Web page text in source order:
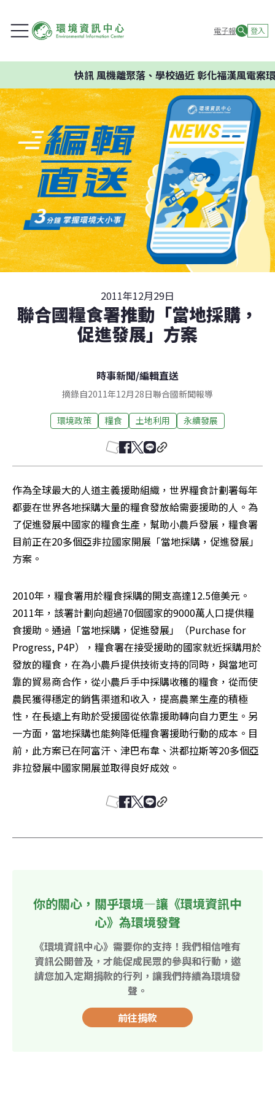
電子報 登入
快訊風機離聚落、學校過近 彰化福漢風電案環
2011年12月29日
聯合國糧食署推動「當地採購，
促進發展」方案
時事新聞/編輯直送
摘錄自2011年12月28日聯合國新聞報導
環境政策 糧食 土地利用 永續發展
作為全球最大的人道主義援助組織，世界糧食計劃署每年
都要在世界各地採購大量的糧食發放給需要援助的人。為
了促進發展中國家的糧食生產，幫助小農戶發展，糧食署
目前正在20多個亞非拉國家開展「當地採購，促進發展」
方案。
2010年，糧食署用於糧食採購的開支高達12.5億美元。
2011年，該署計劃向超過70個國家的9000萬人口提供糧
食援助。通過「當地採購，促進發展」（Purchase for
Progress, P4P），糧食署在接受援助的國家就近採購用於
發放的糧食，在為小農戶提供技術支持的同時，與當地可
靠的貿易商合作，從小農戶手中採購收穫的糧食，從而使
農民獲得穩定的銷售渠道和收入，提高農業生產的積極
性，在長遠上有助於受援國從依靠援助轉向自力更生。另
一方面，當地採購也能夠降低糧食署援助行動的成本。目
前，此方案已在阿富汗、津巴布韋、洪都拉斯等20多個亞
非拉發展中國家開展並取得良好成效。
你的關心，關乎環境—讓《環境資訊中
心》為環境發聲
《環境資訊中心》需要你的支持！我們相信唯有
資訊公開普及，才能促成民眾的參與和行動，邀
請您加入定期捐款的行列，讓我們持續為環境發
聲。
前往捐款